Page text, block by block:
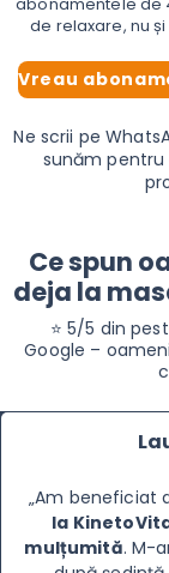
de relaxare, nu
Ne scrii pe
sunăm
Ce spun
deja la
⭐ 5/5 din
Google –
„Am beneficiat
la
mulțumită. M-